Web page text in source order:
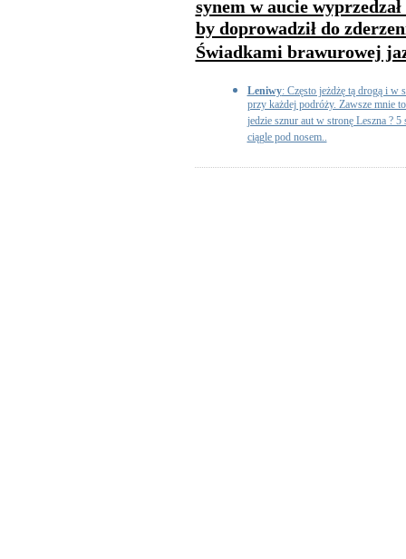
synem w aucie
by doprowadził do
Świadkami brawurowej
Leniwy: Często jeżdżę tą drogą i w
przy każdej podróży. Zawsze mnie
jedzie sznur aut w stronę Leszna ?
ciągle pod nosem..